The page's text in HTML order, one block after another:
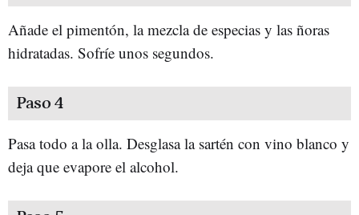
Añade el pimentón, la mezcla de especias y las ñoras
hidratadas. Sofríe unos segundos.
Paso 4
Pasa todo a la olla. Desglasa la sartén con vino blanco y
deja que evapore el alcohol.